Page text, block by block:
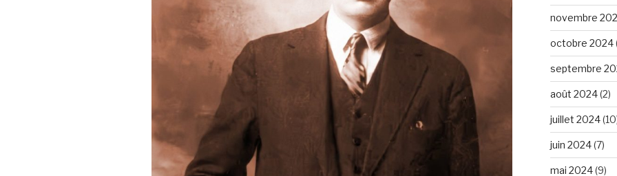
novembre
octobre 2024
septembre
août 2024(2)
juillet 2024
juin 2024(7)
mai 2024(9)